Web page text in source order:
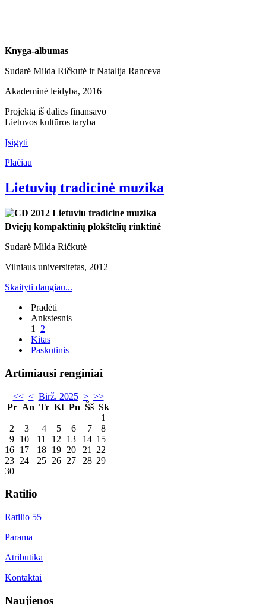
Knyga-albumas
Sudarė Milda Ričkutė ir Natalija Ranceva
Akademinė leidyba, 2016
Projektą iš dalies finansavo
Lietuvos kultūros taryba
Įsigyti
Plačiau
Lietuvių tradicinė muzika
Dviejų kompaktinių plokštelių rinktinė
Sudarė Milda Ričkutė
Vilniaus universitetas, 2012
Skaityti daugiau...
Pradėti
Ankstesnis
1
2
Kitas
Paskutinis
Artimiausi renginiai
<< < Birž. 2025 > >>
Pr An Tr Kt Pn Šš Sk
1
2
3 4 5 6 7
8
9 10 11 12 13 14 15
16 17 18 19 20 21
22
23 24 25 26 27 28 29
30
Ratilio
Ratilio 55
Parama
Atributika
Kontaktai
Naujienos